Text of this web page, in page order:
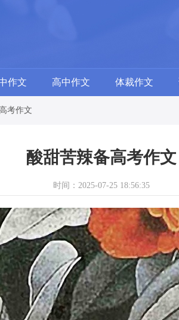
作文 高中作文 体裁作文
高考作文
酸甜苦辣备高考作文
时间：2025-07-25 18:56:35